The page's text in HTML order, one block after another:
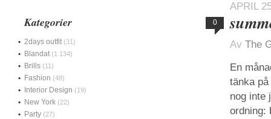
APRIL
0
Av The
En
tänka
nog inte
ordning:
Kategorier
2days outfit (31)
Blandat (1 134)
Brills (11)
Fashion (48)
Interior Design (19)
New York (22)
Party (27)